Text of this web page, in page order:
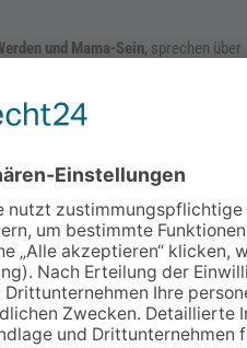
und Mama-Sein, sprechen über
dir als Frau und Mutter wichtig ist und
du selbst bleiben kannst!
20:30